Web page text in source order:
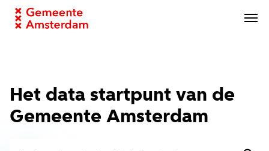
Data
Het data startpunt van de
Gemeente Amsterdam